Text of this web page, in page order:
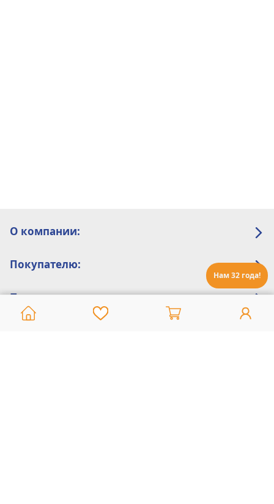
Нам 32 года!
О компании:
Покупателю:
Помощь: